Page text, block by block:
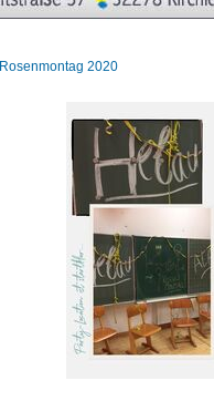
Rosenmontag 2020